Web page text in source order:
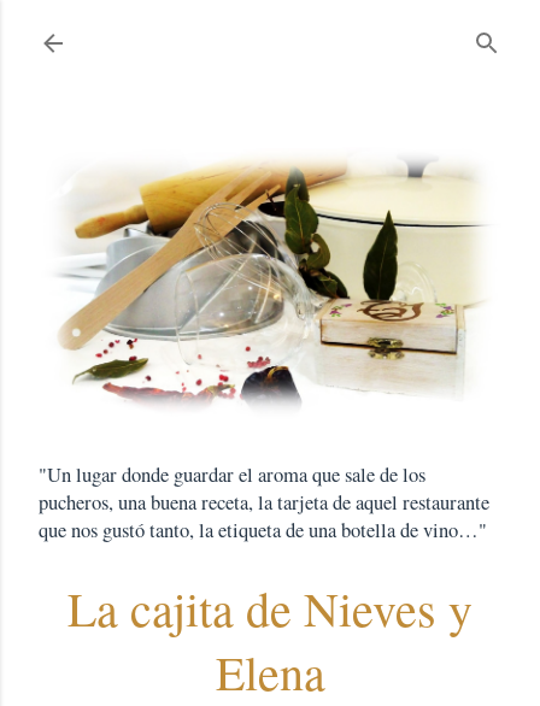
"Un lugar donde guardar el aroma que sale de los
pucheros, una buena receta, la tarjeta de aquel restaurante
que nos gustó tanto, la etiqueta de una botella de vino…"
La cajita de Nieves y
Elena